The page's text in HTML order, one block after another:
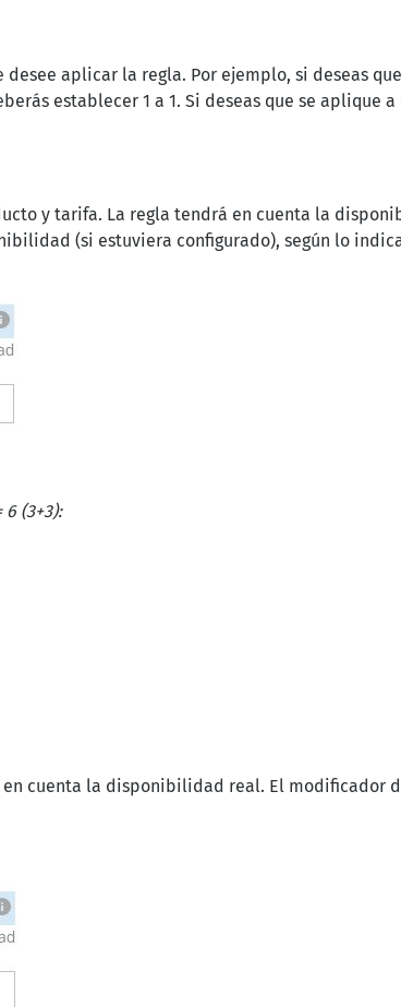
aplicar la regla. Por ejemplo, si deseas que
establecer 1 a 1. Si deseas que se aplique
y tarifa. La regla tendrá en cuenta la
(si estuviera configurado), según lo
6 (3+3):
cuenta la disponibilidad real. El modificador